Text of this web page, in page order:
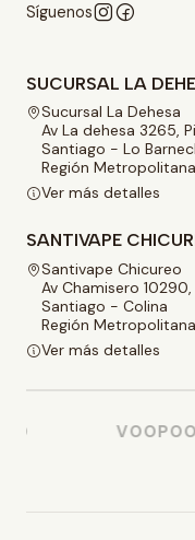
Síguenos
SUCURSAL LA
Sucursal La Dehesa
Av La dehesa 3265,
Santiago - Lo
Región
Ver más detalles
SANTIVAPE
Santivape Chicureo
Av Chamisero
Santiago - Colina
Región
Ver más detalles
VOOPOO